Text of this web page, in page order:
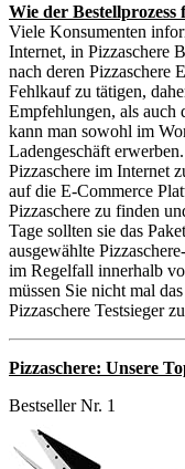
Wie der
Viele Konsumenten
Internet, in Pizzaschere
nach deren Pizzaschere
Fehlkauf zu tätigen,
Empfehlungen, als auch
kann man sowohl im
Ladengeschäft
Pizzaschere im Internet
auf die E-Commerce
Pizzaschere zu finden
Tage sollten sie das
ausgewählte
im Regelfall innerhalb
müssen Sie nicht mal
Pizzaschere Testsieger
Pizzaschere: Unsere
Bestseller Nr. 1